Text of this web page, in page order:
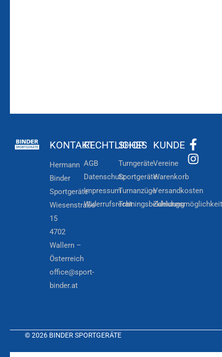
KONTAKT
Hermann
Binder
Sportgeräte
Wiesenstraße
15
4702
Wallern –
Österreich
office@sport-
binder.at
RECHTLICHES
AGB
Datenschutz
Impressum
Widerrufsrecht
SHOP
Turngeräte
Sportgeräte
Turnanzüge
Trainingsbekleidung
KUNDE
Vereine
Warenkorb
Versandkosten
© 2026 BINDER SPORTGERÄTE